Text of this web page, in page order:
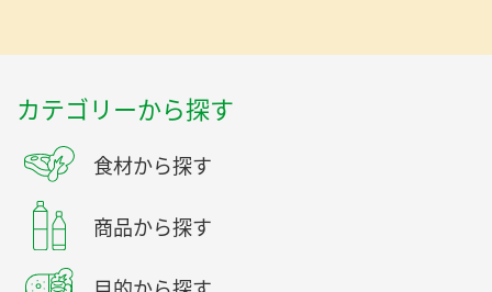
カテゴリーから探す
食材から探す
商品から探す